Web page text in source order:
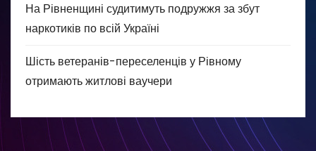
На Рівненщині судитимуть подружжя за збут
наркотиків по всій Україні
Шість ветеранів-переселенців у Рівному
отримають житлові ваучери